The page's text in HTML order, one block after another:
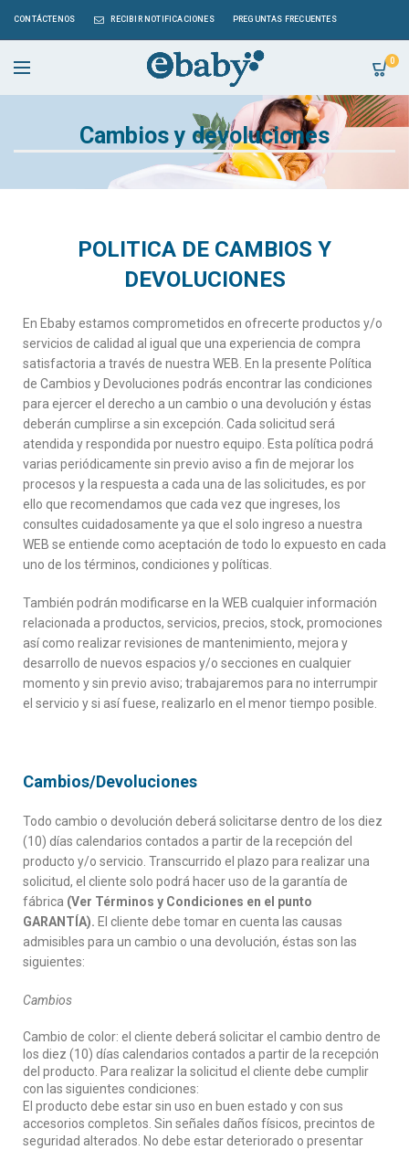
CONTÁCTENOS RECIBIR NOTIFICACIONES PREGUNTAS FRECUENTES
0
Cambios y devoluciones
POLITICA DE CAMBIOS Y
DEVOLUCIONES
En Ebaby estamos comprometidos en ofrecerte productos y/o
servicios de calidad al igual que una experiencia de compra
satisfactoria a través de nuestra WEB. En la presente Política
de Cambios y Devoluciones podrás encontrar las condiciones
para ejercer el derecho a un cambio o una devolución y éstas
deberán cumplirse a sin excepción. Cada solicitud será
atendida y respondida por nuestro equipo. Esta política podrá
varias periódicamente sin previo aviso a fin de mejorar los
procesos y la respuesta a cada una de las solicitudes, es por
ello que recomendamos que cada vez que ingreses, los
consultes cuidadosamente ya que el solo ingreso a nuestra
WEB se entiende como aceptación de todo lo expuesto en cada
uno de los términos, condiciones y políticas.
También podrán modificarse en la WEB cualquier información
relacionada a productos, servicios, precios, stock, promociones
así como realizar revisiones de mantenimiento, mejora y
desarrollo de nuevos espacios y/o secciones en cualquier
momento y sin previo aviso; trabajaremos para no interrumpir
el servicio y si así fuese, realizarlo en el menor tiempo posible.
Cambios/Devoluciones
Todo cambio o devolución deberá solicitarse dentro de los diez
(10) días calendarios contados a partir de la recepción del
producto y/o servicio. Transcurrido el plazo para realizar una
solicitud, el cliente solo podrá hacer uso de la garantía de
fábrica (Ver Términos y Condiciones en el punto
GARANTÍA). El cliente debe tomar en cuenta las causas
admisibles para un cambio o una devolución, éstas son las
siguientes:
Cambios
Cambio de color: el cliente deberá solicitar el cambio dentro de
los diez (10) días calendarios contados a partir de la recepción
del producto. Para realizar la solicitud el cliente debe cumplir
con las siguientes condiciones:
El producto debe estar sin uso en buen estado y con sus
accesorios completos. Sin señales daños físicos, precintos de
seguridad alterados. No debe estar deteriorado o presentar